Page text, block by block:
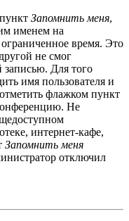
Запомнить меня,
именем на
время. Это
не смог
записью. Для того
имя пользователя и
флажком пункт
Не
интернет-кафе,
Запомнить меня
отключил